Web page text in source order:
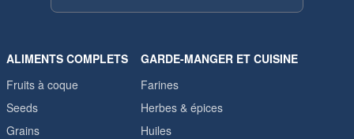
ALIMENTS COMPLETS
Fruits à coque
Seeds
Grains
GARDE-MANGER ET CUISINE
Farines
Herbes & épices
Huiles